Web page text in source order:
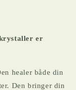
er
healer både din
Den bringer din